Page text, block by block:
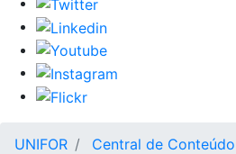
UNIFOR Central de Conteúdo